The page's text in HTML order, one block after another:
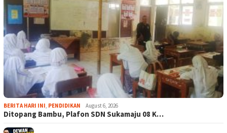
BERITA HARI INI, PENDIDIKAN August 6, 2026
Ditopang Bambu, Plafon SDN Sukamaju 08 K…